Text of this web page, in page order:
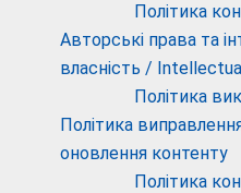
Політика
Авторські права та
власність /
Політика
Політика
оновлення контенту
Політика